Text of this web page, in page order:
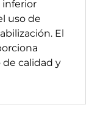
inferior
uso de
El
calidad y